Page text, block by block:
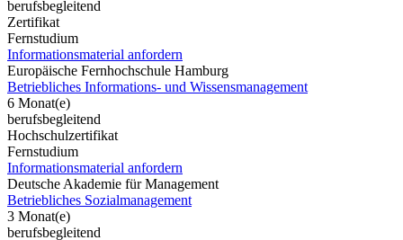
berufsbegleitend
Zertifikat
Fernstudium
Informationsmaterial anfordern
Europäische Fernhochschule Hamburg
Betriebliches Informations- und Wissensmanagement
6 Monat(e)
berufsbegleitend
Hochschulzertifikat
Fernstudium
Informationsmaterial anfordern
Deutsche Akademie für Management
Betriebliches Sozialmanagement
3 Monat(e)
berufsbegleitend